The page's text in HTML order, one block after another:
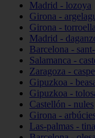
Madrid - lozoya
Girona -
Girona -
Madrid -
Barcelona -
Salamanca -
Zaragoza - caspe
Gipuzkoa -
Gipuzkoa -
Castellón - nules
Girona -
Las-palmas -